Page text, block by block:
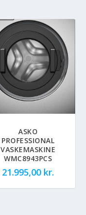
ASKO
PROFESSIONAL
VASKEMASKINE
WMC8943PCS
21.995,00 kr.